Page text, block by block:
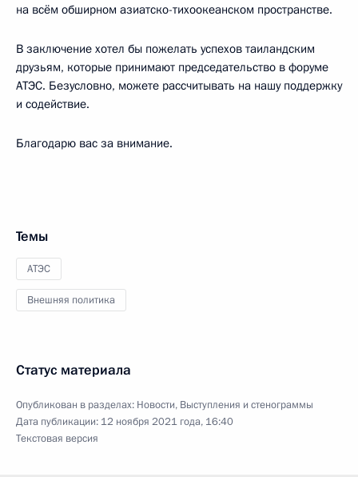
на всём обширном азиатско-тихоокеанском пространстве.
В заключение хотел бы пожелать успехов таиландским
друзьям, которые принимают председательство в форуме
АТЭС. Безусловно, можете рассчитывать на нашу поддержку
и содействие.
Благодарю вас за внимание.
Темы
АТЭС
Внешняя политика
Статус материала
Опубликован в разделах: Новости, Выступления и стенограммы
Дата публикации: 12 ноября 2021 года, 16:40
Текстовая версия